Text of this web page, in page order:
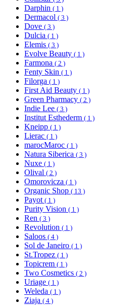
Darphin ( 1 )
Dermacol ( 3 )
Dove ( 3 )
Dulcia ( 1 )
Elemis ( 3 )
Evolve Beauty ( 1 )
Farmona ( 2 )
Fenty Skin ( 1 )
Filorga ( 1 )
First Aid Beauty ( 1 )
Green Pharmacy ( 2 )
Indie Lee ( 3 )
Institut Esthederm ( 1 )
Kneipp ( 1 )
Lierac ( 1 )
marocMaroc ( 1 )
Natura Siberica ( 3 )
Nuxe ( 1 )
Olival ( 2 )
Omorovicza ( 1 )
Organic Shop ( 13 )
Payot ( 1 )
Purity Vision ( 1 )
Ren ( 3 )
Revolution ( 1 )
Saloos ( 4 )
Sol de Janeiro ( 1 )
St.Tropez ( 1 )
Topicrem ( 1 )
Two Cosmetics ( 2 )
Uriage ( 1 )
Weleda ( 1 )
Ziaja ( 4 )